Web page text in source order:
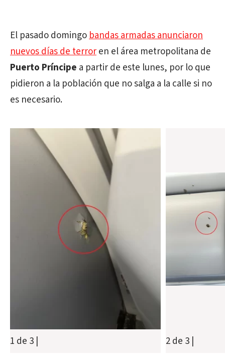
El pasado domingobandas armadas anunciaron
nuevos días de terroren el área metropolitana de
Puerto Príncipe a partir de este lunes, por lo que
pidieron a la población que no salga a la calle si no
es necesario.
1 de 3 2 de 3